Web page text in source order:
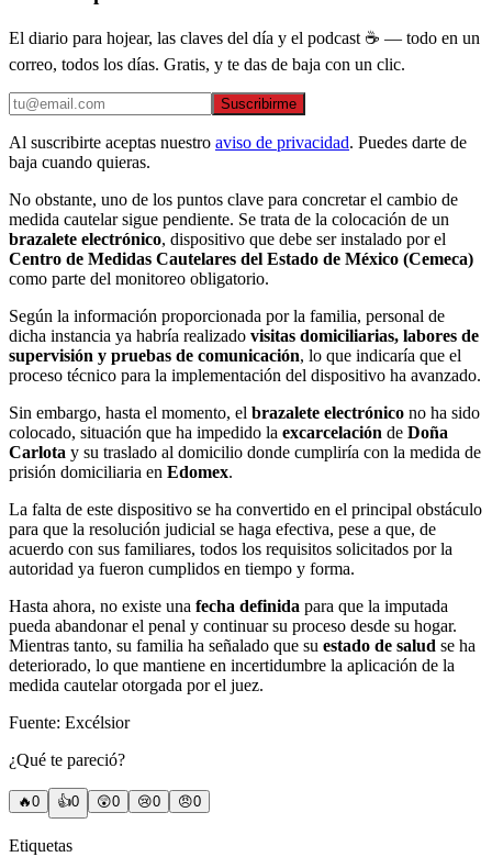
El diario para hojear, las claves del día y el podcast ☕ — todo en un
correo, todos los días. Gratis, y te das de baja con un clic.
Suscribirme
Al suscribirte aceptas nuestro aviso de privacidad. Puedes darte de
baja cuando quieras.
No obstante, uno de los puntos clave para concretar el cambio de
medida cautelar sigue pendiente. Se trata de la colocación de un
brazalete electrónico, dispositivo que debe ser instalado por el
Centro de Medidas Cautelares del Estado de México (Cemeca)
como parte del monitoreo obligatorio.
Según la información proporcionada por la familia, personal de
dicha instancia ya habría realizado visitas domiciliarias, labores de
supervisión y pruebas de comunicación, lo que indicaría que el
proceso técnico para la implementación del dispositivo ha avanzado.
Sin embargo, hasta el momento, el brazalete electrónico no ha sido
colocado, situación que ha impedido la excarcelación de Doña
Carlota y su traslado al domicilio donde cumpliría con la medida de
prisión domiciliaria en Edomex.
La falta de este dispositivo se ha convertido en el principal obstáculo
para que la resolución judicial se haga efectiva, pese a que, de
acuerdo con sus familiares, todos los requisitos solicitados por la
autoridad ya fueron cumplidos en tiempo y forma.
Hasta ahora, no existe una fecha definida para que la imputada
pueda abandonar el penal y continuar su proceso desde su hogar.
Mientras tanto, su familia ha señalado que su estado de salud se ha
deteriorado, lo que mantiene en incertidumbre la aplicación de la
medida cautelar otorgada por el juez.
Fuente: Excélsior
¿Qué te pareció?
🔥0 👍0 😲0 😢0 😠0
Etiquetas